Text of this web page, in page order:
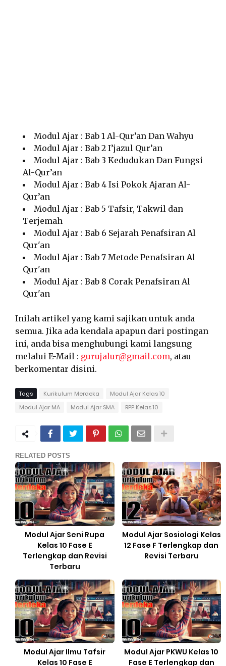
Modul Ajar : Bab 1 Al-Qur’an Dan Wahyu
Modul Ajar : Bab 2 I’jazul Qur’an
Modul Ajar : Bab 3 Kedudukan Dan Fungsi
Al-Qur’an
Modul Ajar : Bab 4 Isi Pokok Ajaran Al-
Qur’an
Modul Ajar : Bab 5 Tafsir, Takwil dan
Terjemah
Modul Ajar : Bab 6 Sejarah Penafsiran Al
Qur'an
Modul Ajar : Bab 7 Metode Penafsiran Al
Qur'an
Modul Ajar : Bab 8 Corak Penafsiran Al
Qur'an
Inilah artikel yang kami sajikan untuk anda
semua. Jika ada kendala apapun dari postingan
ini, anda bisa menghubungi kami langsung
melalui E-Mail : gurujalur@gmail.com, atau
berkomentar disini.
Tags Kurikulum Merdeka
Modul Ajar Kelas 10
Modul Ajar MA
Modul Ajar SMA RPP Kelas 10
RELATED POSTS
Modul Ajar Seni Rupa
Kelas 10 Fase E
Terlengkap dan Revisi
Terbaru
Modul Ajar Sosiologi Kelas
12 Fase F Terlengkap dan
Revisi Terbaru
Modul Ajar Ilmu Tafsir
Kelas 10 Fase E
Modul Ajar PKWU Kelas 10
Fase E Terlengkap dan